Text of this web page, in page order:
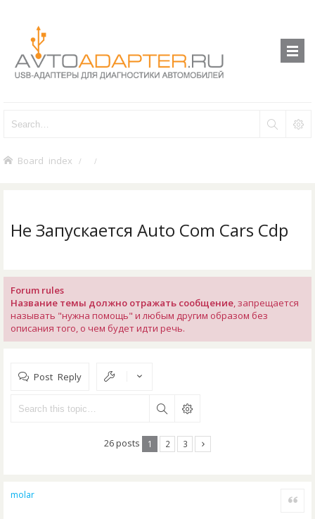
Board index
Не Запускается Auto Com Cars Cdp
Forum rules
Название темы должно отражать сообщение, запрещается
называть "нужна помощь" и любым другим образом без
описания того, о чем будет идти речь.
Post Reply
26 posts 1 2 3
molar Quote